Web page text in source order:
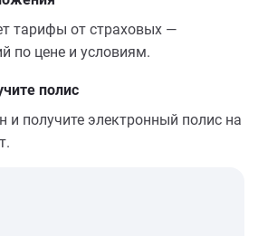
тарифы от страховых —
по цене и условиям.
полис
и получите электронный полис на